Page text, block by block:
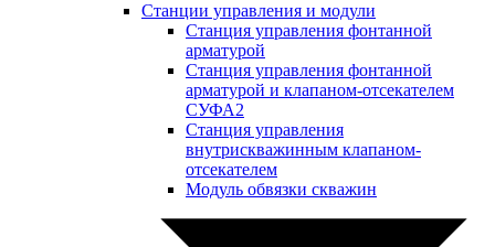
Станции управления и модули
Станция управления фонтанной
арматурой
Станция управления фонтанной
арматурой и клапаном-отсекателем
СУФА2
Станция управления
внутрискважинным клапаном-
отсекателем
Модуль обвязки скважин